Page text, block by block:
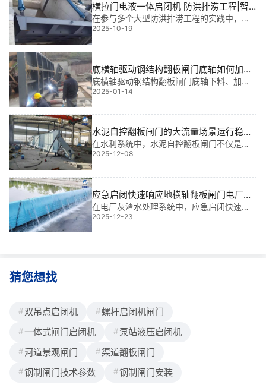
横拉门电液一体启闭机 防洪排涝工程|智
能守护城市水脉的“钢铁之眼”
在参与多个大型防洪排涝工程的实践中，我
深刻体会到：横拉门电液一体启闭机不仅是
闸门运行的核心动力装置，更是保障城市安
全运行的“钢铁之眼”。它集液压驱动与电气控
制于一体，响应快、稳定性高，尤其适用于
2025-10-19
底横轴驱动钢结构翻板闸门底轴如何加工
及总装
底横轴驱动钢结构翻板闸门底轴下料、加工
底轴下料如同一场精细的 “雕刻艺术”，依照
图示尺寸预留恰当加工余量，运用管料切割
机准确 “雕琢”，确保每一刀都恰到好处；借
助车床这一高精度 “机床工匠”，精细加工底
轴外表面，让其光滑如镜，同时准确打造拼
接套管配合尺寸、对接坡口，为后续拼接筑
2025-01-14
水泥自控翻板闸门的大流量场景运行稳定
性|稳如磐石的智能守护者
在水利系统中，水泥自控翻板闸门不仅是关
键的过流控制装置，更是保障大流量工况下
运行稳定性的“隐形卫士”。我参与过多个大型
项目，从农田灌溉到山区河道治理，深刻体
会到：水泥自控翻板闸门的大流量场景运行
稳
2025-12-08
应急启闭快速响应地横轴翻板闸门电厂灰
渣水处理|智能联动·**防堵·***守护
在电厂灰渣水处理系统中，应急启闭快速响
应地横轴翻板闸门是保障排水通畅、防止淤
2025-12-23
猜您想找
双吊点启闭机
螺杆启闭机闸门
一体式闸门启闭机
泵站液压启闭机
河道景观闸门
渠道翻板闸门
钢制闸门技术参数
钢制闸门安装